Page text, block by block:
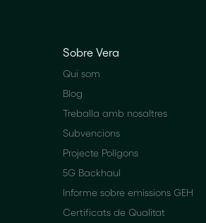
Sobre Vera
Qui som
Blog
Treballa amb nosaltres
Subvencions
Projecte Polígons
5G Backhaul
Informe sobre emissions GEH
Certificats de Qualitat